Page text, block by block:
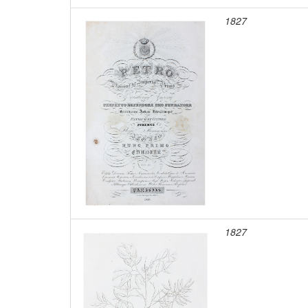
1827
1827